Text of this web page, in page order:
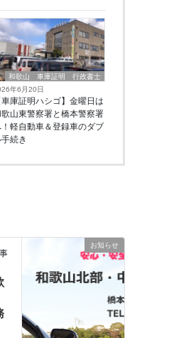
和歌山 車庫証明 行政書士
年6月20日
車庫証明ハシゴ】金曜日は
山東警察署と橋本警察署
軽自動車＆登録車のダブ
手続き
お知らせ